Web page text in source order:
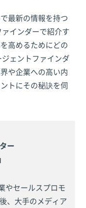
最新の情報を持つ
インダーで紹介す
高めるためにどの
ェントファインダ
や企業への高い内
トにその秘訣を伺
ー
やセールスプロモ
、大手のメディア